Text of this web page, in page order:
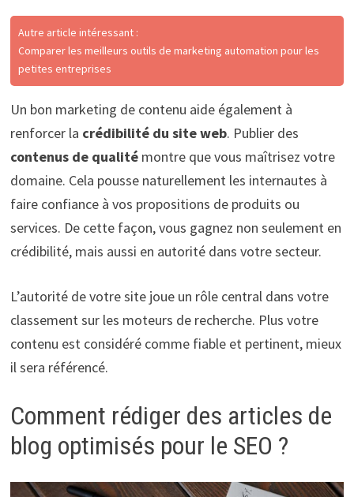
Autre article intéressant :
Comparer les meilleurs outils de marketing automation pour les
petites entreprises
Un bon marketing de contenu aide également à
renforcer la crédibilité du site web. Publier des
contenus de qualitémontre que vous maîtrisez votre
domaine. Cela pousse naturellement les internautes à
faire confiance à vos propositions de produits ou
services. De cette façon, vous gagnez non seulement en
crédibilité, mais aussi en autorité dans votre secteur.
L’autorité de votre site joue un rôle central dans votre
classement sur les moteurs de recherche. Plus votre
contenu est considéré comme fiable et pertinent, mieux
il sera référencé.
Comment rédiger des articles de
blog optimisés pour le SEO ?